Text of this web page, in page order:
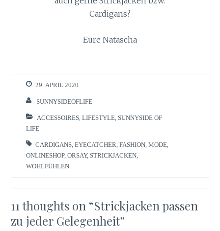
Cardigans?
Eure Natascha
29. APRIL 2020
SUNNYSIDEOFLIFE
ACCESSOIRES ,LIFESTYLE SUNNYSIDE OF
LIFE
CARDIGANS ,EYECATCHER ,FASHION ,MODE
ONLINESHOP,ORSAY, STRICKJACKEN
WOHLFÜHLEN
11 thoughts on “Strickjacken passen
zu jeder Gelegenheit”